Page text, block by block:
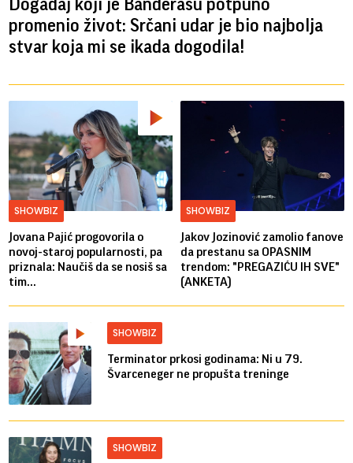
Događaj koji je Banderasu potpuno
promenio život: Srčani udar je bio najbolja
stvar koja mi se ikada dogodila!
SHOWBIZ
Jovana Pajić progovorila o
novoj-staroj popularnosti, pa
priznala: Naučiš da se nosiš sa
tim...
SHOWBIZ
Jakov Jozinović zamolio fanove
da prestanu sa OPASNIM
trendom: "PREGAZIĆU IH SVE"
(ANKETA)
SHOWBIZ
Terminator prkosi godinama: Ni u 79.
Švarceneger ne propušta treninge
SHOWBIZ